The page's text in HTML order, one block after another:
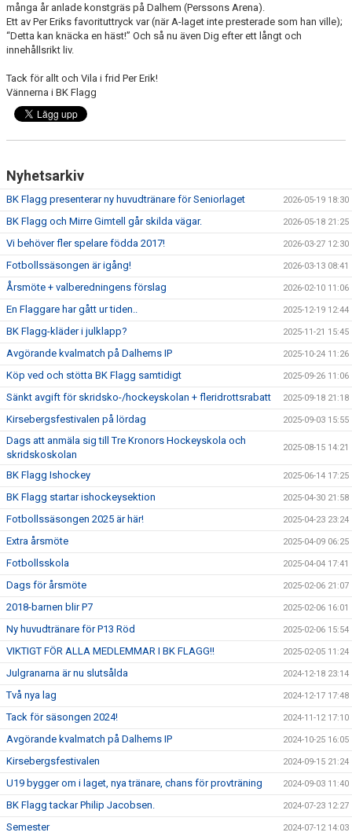
DOKUMENT
KÖP FÖRENINGSKLÄDER
VÅRA PARTNERS!
många år anlade konstgräs på Dalhem (Perssons Arena).
Ett av Per Eriks favorituttryck var (när A-laget inte presterade som han ville);
“Detta kan knäcka en häst!” Och så nu även Dig efter ett långt och
innehållsrikt liv.
Tack för allt och Vila i frid Per Erik!
Vännerna i BK Flagg
Nyhetsarkiv
BK Flagg presenterar ny huvudtränare för Seniorlaget 2026-05-19 18:30
BK Flagg och Mirre Gimtell går skilda vägar. 2026-05-18 21:25
Vi behöver fler spelare födda 2017! 2026-03-27 12:30
Fotbollssäsongen är igång! 2026-03-13 08:41
Årsmöte + valberedningens förslag 2026-02-10 11:06
En Flaggare har gått ur tiden.. 2025-12-19 12:44
BK Flagg-kläder i julklapp? 2025-11-21 15:45
Avgörande kvalmatch på Dalhems IP 2025-10-24 11:26
Köp ved och stötta BK Flagg samtidigt 2025-09-26 11:06
Sänkt avgift för skridsko-/hockeyskolan + fleridrottsrabatt 2025-09-18 21:18
Kirsebergsfestivalen på lördag 2025-09-03 15:55
Dags att anmäla sig till Tre Kronors Hockeyskola och
skridskoskolan
2025-08-15 14:21
BK Flagg Ishockey 2025-06-14 17:25
BK Flagg startar ishockeysektion 2025-04-30 21:58
Fotbollssäsongen 2025 är här! 2025-04-23 23:24
Extra årsmöte 2025-04-09 06:25
Fotbollsskola 2025-04-04 17:41
Dags för årsmöte 2025-02-06 21:07
2018-barnen blir P7 2025-02-06 16:01
Ny huvudtränare för P13 Röd 2025-02-06 15:54
VIKTIGT FÖR ALLA MEDLEMMAR I BK FLAGG!! 2025-02-05 11:24
Julgranarna är nu slutsålda 2024-12-18 23:14
Två nya lag 2024-12-17 17:48
Tack för säsongen 2024! 2024-11-12 17:10
Avgörande kvalmatch på Dalhems IP 2024-10-25 16:05
Kirsebergsfestivalen 2024-09-15 21:24
U19 bygger om i laget, nya tränare, chans för provträning 2024-09-03 11:40
BK Flagg tackar Philip Jacobsen. 2024-07-23 12:27
Semester 2024-07-12 14:03